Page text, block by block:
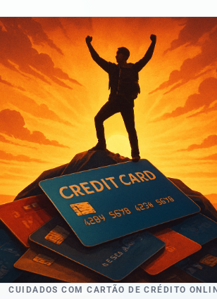
CUIDADOS COM CARTÃO DE CRÉDITO